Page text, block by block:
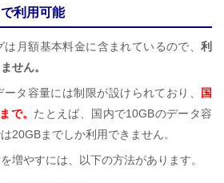
利用可能
は月額基本料金に含まれているので、利
せん。
タ容量には制限が設けられており、 国
で。 たとえば、国内で10GBのデータ容
20GBまでしか利用できません。
増やすには、以下の方法があります。